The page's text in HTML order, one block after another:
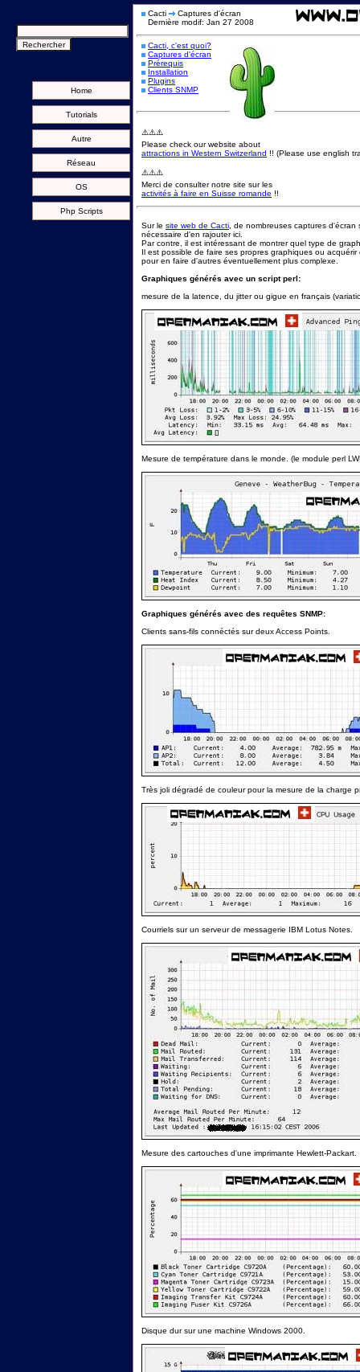
Home
Tutorials
Autre
Réseau
OS
Php Scripts
Cacti
Captures d'écran
Dernière modif: Jan 27 2008
Cacti, c'est quoi?
Captures d'écran
Prérequis
Installation
Plugins
Clients SNMP
⚠️⚠️⚠️
Please check our website about
attractions in Western Switzerland !! (Please use english
⚠️⚠️⚠️
Merci de consulter notre site sur les
activités à faire en Suisse romande !!
Sur le site web de Cacti , de nombreuses captures
nécessaire d'en rajouter ici.
Par contre, il est intéressant de montrer quel type de
Il est possible de faire ses propres graphiques ou
pour en faire d'autres éventuellement plus complexe.
Graphiques générés avec un script perl:
mesure de la latence, du jitter ou gigue en français
Mesure de température dans le monde. (le module perl
Graphiques générés avec des requêtes SNMP:
Clients sans-fils connéctés sur deux Access Points.
Très joli dégradé de couleur pour la mesure de la charge
Courriels sur un serveur de messagerie IBM Lotus Notes.
Mesure des cartouches d'une imprimante Hewlett-Packart.
Disque dur sur une machine Windows 2000.